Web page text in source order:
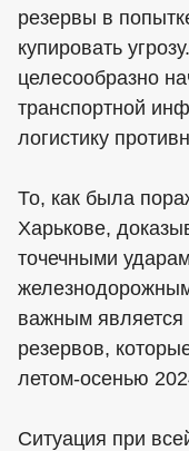
резервы в
купировать
целесообразно
транспортной
логистику
То, как была
Харькове,
точечными
важным
резервов,
летом-осенью
Ситуация при